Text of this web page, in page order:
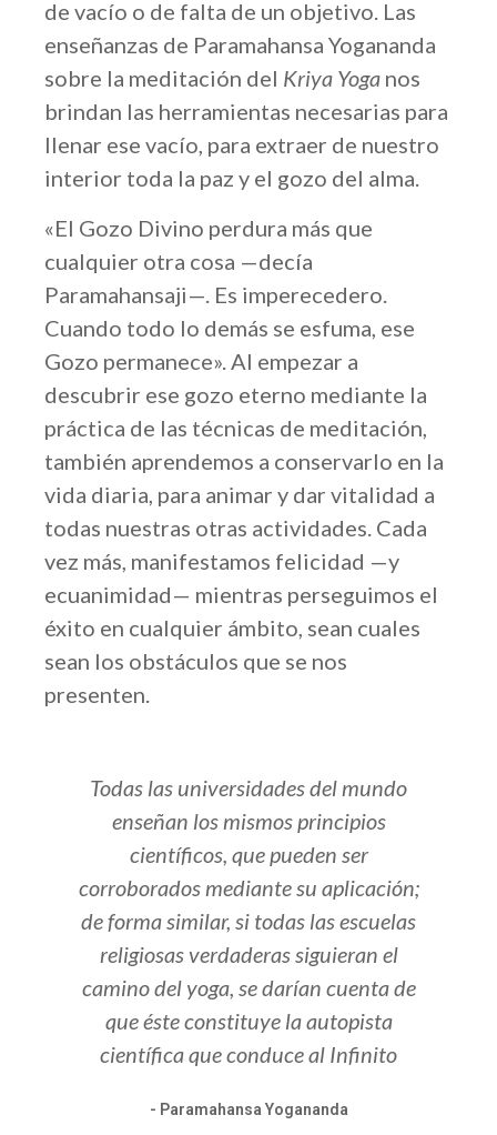
de vacío o de falta de un objetivo. Las
enseñanzas de Paramahansa Yogananda
sobre la meditación del Kriya Yoga nos
brindan las herramientas necesarias para
llenar ese vacío, para extraer de nuestro
interior toda la paz y el gozo del alma.
«El Gozo Divino perdura más que
cualquier otra cosa —decía
Paramahansaji—. Es imperecedero.
Cuando todo lo demás se esfuma, ese
Gozo permanece». Al empezar a
descubrir ese gozo eterno mediante la
práctica de las técnicas de meditación,
también aprendemos a conservarlo en la
vida diaria, para animar y dar vitalidad a
todas nuestras otras actividades. Cada
vez más, manifestamos felicidad —y
ecuanimidad— mientras perseguimos el
éxito en cualquier ámbito, sean cuales
sean los obstáculos que se nos
presenten.
He dado mi vida a este sendero de
SRF de nuestros grandes Gurús,
porque estas enseñanzas ofrecen al
mundo una metodología práctica
mediante la cual todos los devotos
pueden saber, por medio de una
experiencia tangible, que progresan
hacia Dios